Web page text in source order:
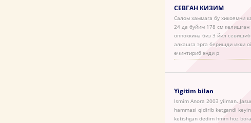
СЕВГАН КИЗИМ
Салом хаммага бу хикоямни
24 да буйим 178 см келишган
оппоккина биз 3 йил
алкашга эрга беришди икки
ечинтириб энди р
Yigitim bilan
Ismim Anora 2003 yilman.
hammasi qidirib ketgandi
ketishgan dedim hmm hoz